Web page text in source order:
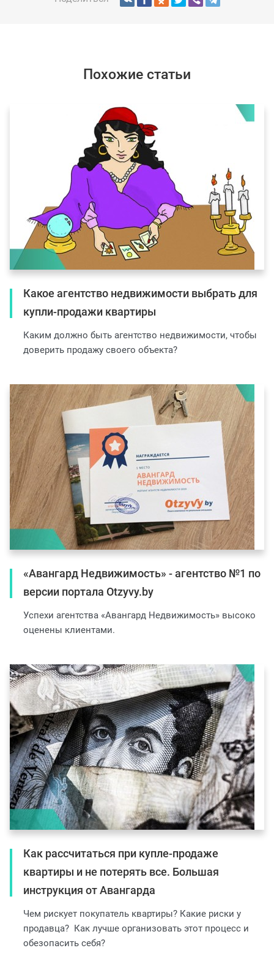
Похожие статьи
Какое агентство недвижимости выбрать для
купли-продажи квартиры
Каким должно быть агентство недвижимости, чтобы
доверить продажу своего объекта?
«Авангард Недвижимость» - агентство №1 по
версии портала Otzyvy.by
Успехи агентства «Авангард Недвижимость» высоко
оценены клиентами.
Как рассчитаться при купле-продаже
квартиры и не потерять все. Большая
инструкция от Авангарда
Чем рискует покупатель квартиры? Какие риски у
продавца? Как лучше организовать этот процесс и
обезопасить себя?